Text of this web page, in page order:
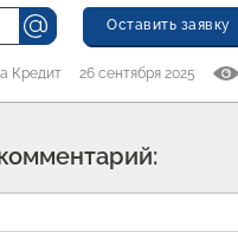
Оставить заявку
Кредит 26 сентября 2025